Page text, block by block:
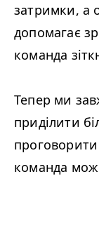
затримки, а
допомагає
команда
Тепер ми
приділити
команда